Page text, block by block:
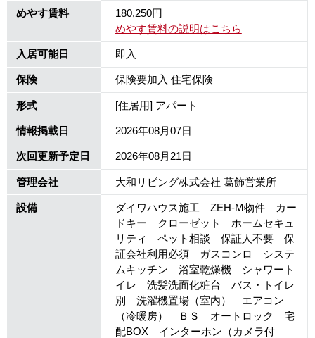
めやす賃料
180,250円
めやす賃料の説明はこちら
入居可能日 即入
保険 保険要加入 住宅保険
形式 [住居用] アパート
情報掲載日 2026年08月07日
管理会社 大和リビング株式会社 葛飾営業所
次回更新予定日 2026年08月21日
設備
ダイワハウス施工 ZEH-M物件 カー
ドキー クローゼット ホームセキュ
リティ ペット相談 保証人不要 保
証会社利用必須 ガスコンロ システ
ムキッチン 浴室乾燥機 シャワート
イレ 洗髪洗面化粧台 バス・トイレ
別 洗濯機置場（室内） エアコン
（冷暖房） ＢＳ オートロック 宅
配BOX インターホン（カメラ付